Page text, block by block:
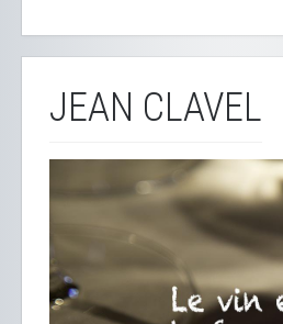
JEAN CLAVEL